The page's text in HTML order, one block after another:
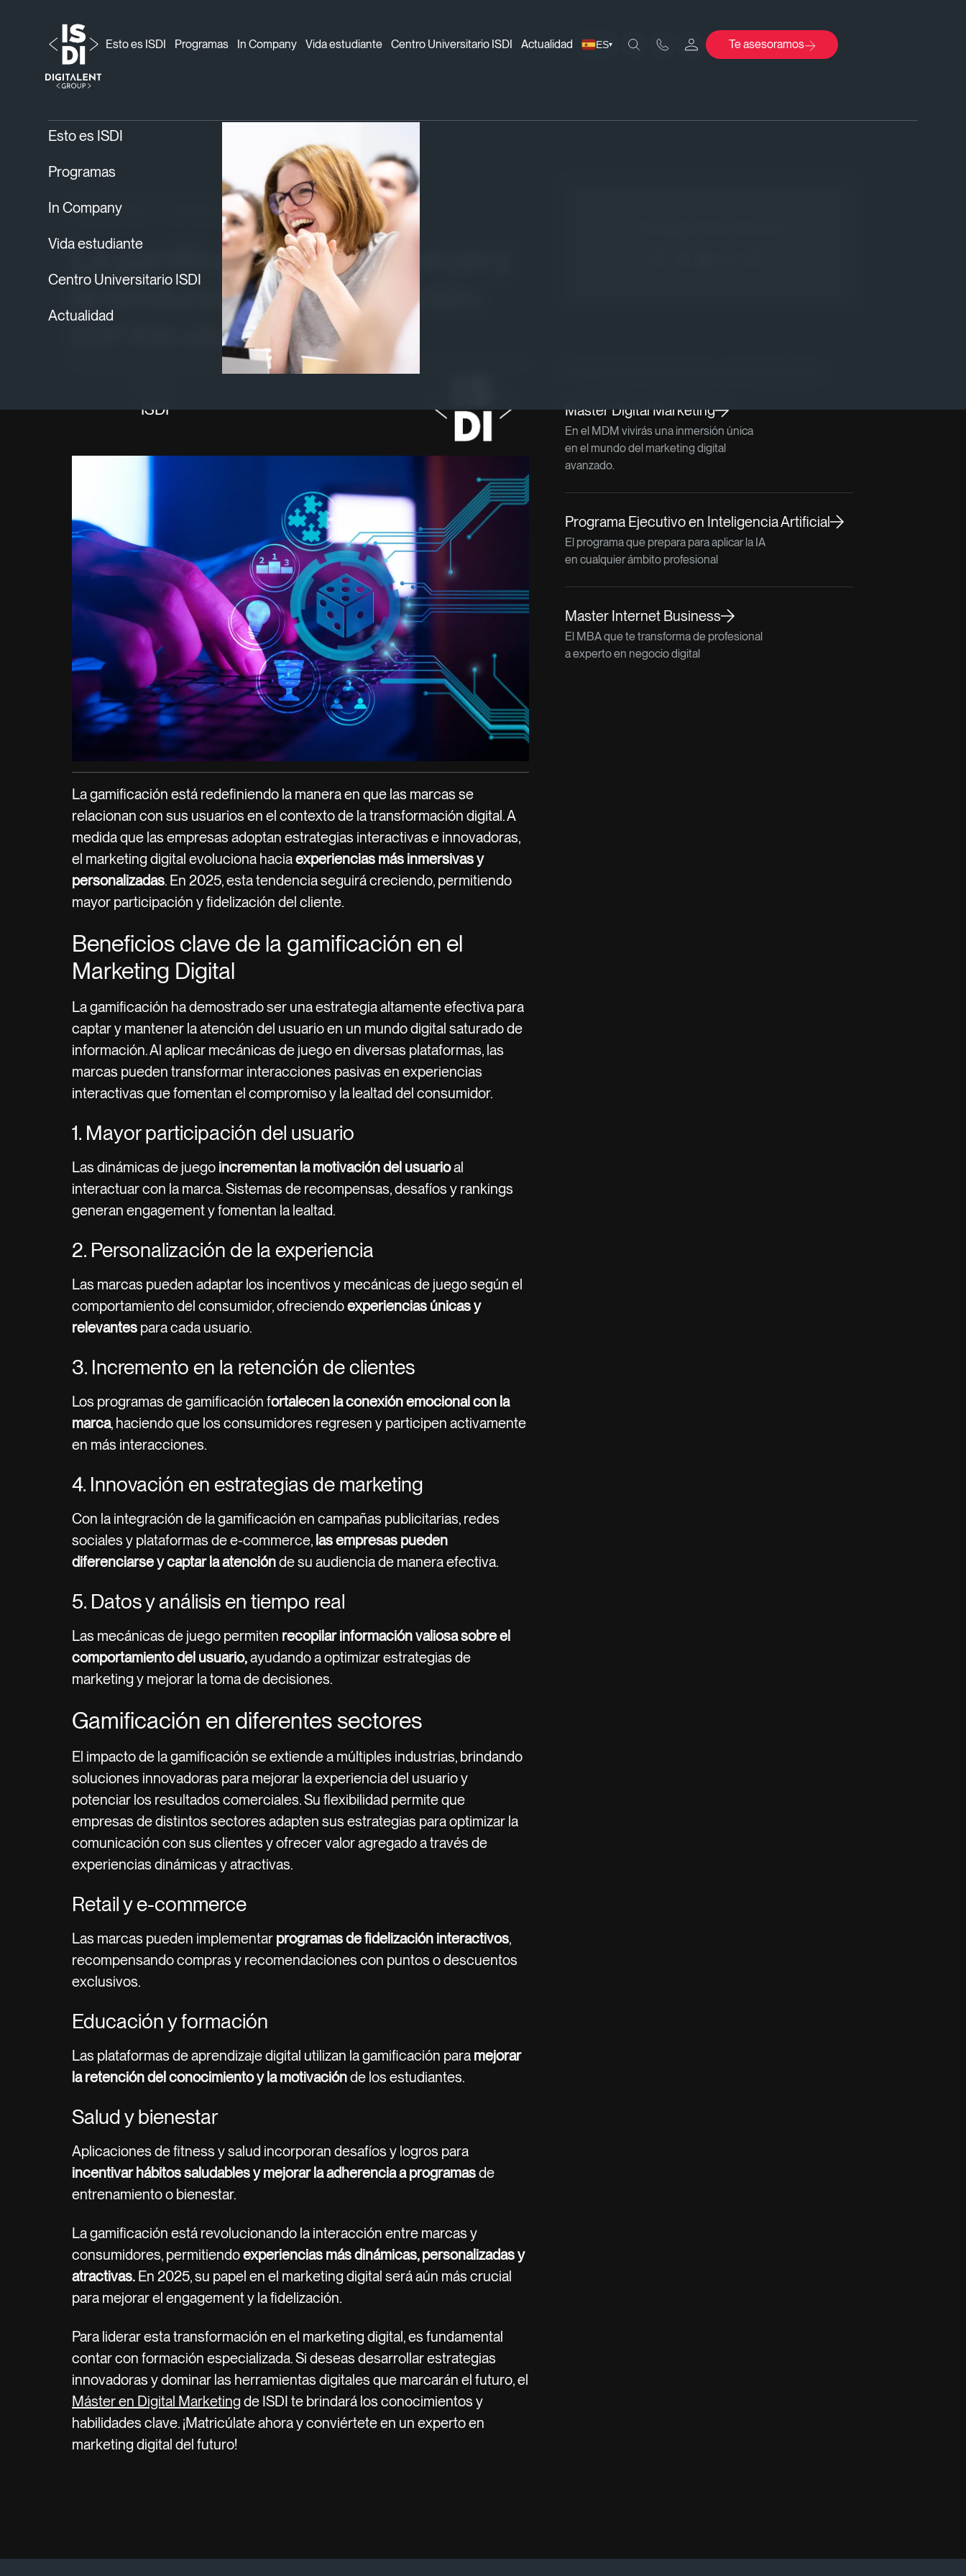
Esto es ISDI Programas In Company Vida estudiante Centro Universitario ISDI Actualidad ES▾ Te asesoramos
ISDI Noticias ISDI › La gamificación en las marcas y la revolución de la interacción con los usuarios
Esto es ISDI
Programas
In Company
Vida estudiante
Centro Universitario ISDI
Actualidad
Noticias ISDI 26/02/2025
La gamificación en las marcas y
la revolución de la interacción
con los usuarios
ISDI
La gamificación está redefiniendo la manera en que las marcas se
relacionan con sus usuarios en el contexto de la transformación digital. A
medida que las empresas adoptan estrategias interactivas e innovadoras,
el marketing digital evoluciona haciaexperiencias más inmersivas y
personalizadas. En 2025, esta tendencia seguirá creciendo, permitiendo
mayor participación y fidelización del cliente.
Beneficios clave de la gamificación en el
Marketing Digital
La gamificación ha demostrado ser una estrategia altamente efectiva para
captar y mantener la atención del usuario en un mundo digital saturado de
información. Al aplicar mecánicas de juego en diversas plataformas, las
marcas pueden transformar interacciones pasivas en experiencias
interactivas que fomentan el compromiso y la lealtad del consumidor.
1. Mayor participación del usuario
Las dinámicas de juego incrementan la motivación del usuarioal
interactuar con la marca. Sistemas de recompensas, desafíos y rankings
generan engagement y fomentan la lealtad.
2. Personalización de la experiencia
Las marcas pueden adaptar los incentivos y mecánicas de juego según el
comportamiento del consumidor, ofreciendoexperiencias únicas y
relevantes para cada usuario.
3. Incremento en la retención de clientes
Los programas de gamificación fortalecen la conexión emocional con la
marca, haciendo que los consumidores regresen y participen activamente
en más interacciones.
4. Innovación en estrategias de marketing
Con la integración de la gamificación en campañas publicitarias, redes
sociales y plataformas de e-commerce, las empresas pueden
diferenciarse y captar la atenciónde su audiencia de manera efectiva.
5. Datos y análisis en tiempo real
Las mecánicas de juego permiten recopilar información valiosa sobre el
comportamiento del usuario,ayudando a optimizar estrategias de
marketing y mejorar la toma de decisiones.
Gamificación en diferentes sectores
El impacto de la gamificación se extiende a múltiples industrias, brindando
soluciones innovadoras para mejorar la experiencia del usuario y
potenciar los resultados comerciales. Su flexibilidad permite que
empresas de distintos sectores adapten sus estrategias para optimizar la
comunicación con sus clientes y ofrecer valor agregado a través de
experiencias dinámicas y atractivas.
Retail y e-commerce
Las marcas pueden implementar programas de fidelización interactivos,
recompensando compras y recomendaciones con puntos o descuentos
exclusivos.
Educación y formación
Las plataformas de aprendizaje digital utilizan la gamificación para mejorar
la retención del conocimiento y la motivaciónde los estudiantes.
Salud y bienestar
Aplicaciones de fitness y salud incorporan desafíos y logros para
incentivar hábitos saludables y mejorar la adherencia a programasde
entrenamiento o bienestar.
La gamificación está revolucionando la interacción entre marcas y
consumidores, permitiendoexperiencias más dinámicas, personalizadas y
atractivas. En 2025, su papel en el marketing digital será aún más crucial
para mejorar el engagement y la fidelización.
Para liderar esta transformación en el marketing digital, es fundamental
contar con formación especializada. Si deseas desarrollar estrategias
innovadoras y dominar las herramientas digitales que marcarán el futuro, el
Máster en Digital Marketing de ISDI te brindará los conocimientos y
habilidades clave. ¡Matricúlate ahora y conviértete en un experto en
marketing digital del futuro!
Master Digital Marketing
En el MDM vivirás una inmersión única
en el mundo del marketing digital
avanzado.
Programa Ejecutivo en Inteligencia Artificial
El programa que prepara para aplicar la IA
en cualquier ámbito profesional
Master Internet Business
El MBA que te transforma de profesional
a experto en negocio digital